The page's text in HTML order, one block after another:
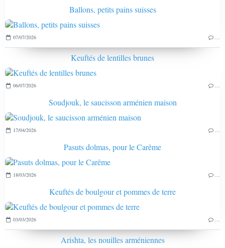
Ballons, petits pains suisses
07/07/2026
Keuftés de lentilles brunes
06/07/2026
Soudjouk, le saucisson arménien maison
17/04/2026
Pasuts dolmas, pour le Carême
18/03/2026
Keuftés de boulgour et pommes de terre
03/03/2026
Arishta, les nouilles arméniennes